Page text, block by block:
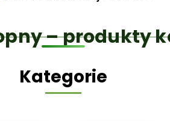
– produkty
Kategorie